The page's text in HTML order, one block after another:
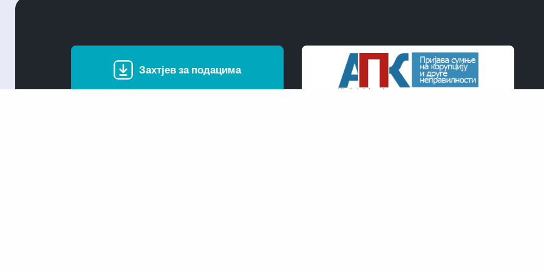
Захтјев за подацима